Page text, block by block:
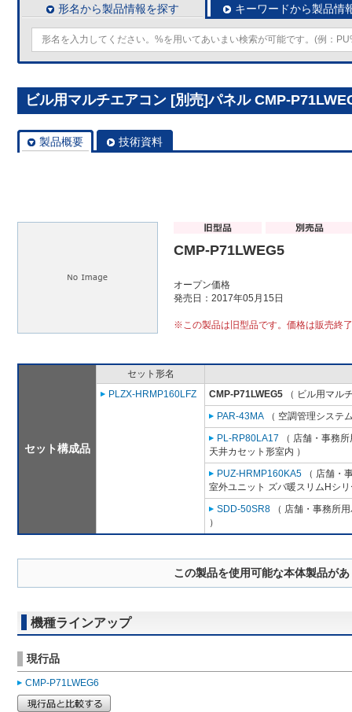
形名から製品情報を探す キーワードから製品情
ビル用マルチエアコン [別売]パネル CMP-
製品概要 技術資料
CMP-P71LWEG5
オープン価格
発売日：2017年05月15日
※この製品は旧型品です。価格は販売終
セット構成品
セット形名
PLZX-HRMP160LFZ
CMP-P71LWEG5 （ ビル用マル
PAR-43MA （ 空調管理システ
PL-RP80LA17 （ 店舗・事務
天井カセット形室内 ）
PUZ-HRMP160KA5 （ 店舗・
室外ユニット ズバ暖スリムHシ
SDD-50SR8 （ 店舗・事務所
）
この製品を使用可能な本体製品が
機種ラインアップ
現行品
CMP-P71LWEG6